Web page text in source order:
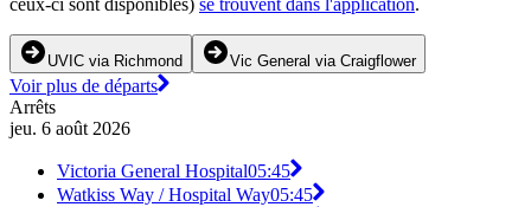
ceux-ci sont disponibles) se trouvent dans l'application.
UVIC via Richmond Vic General via Craigflower
Voir plus de départs
Arrêts
jeu. 6 août 2026
Victoria General Hospital05:45
Watkiss Way / Hospital Way05:45